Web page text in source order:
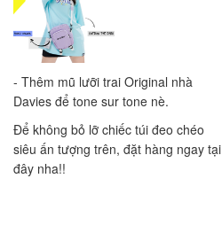
- Thêm mũ lưỡi trai Original nhà
Davies để tone sur tone nè.
Để không bỏ lỡ chiếc túi đeo chéo
siêu ấn tượng trên, đặt hàng ngay tại
đây nha!!